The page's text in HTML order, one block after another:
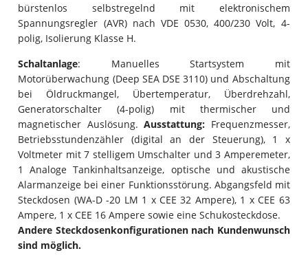
bürstenlos selbstregelnd mit elektronischem
Spannungsregler (AVR) nach VDE 0530, 400/230 Volt, 4-
polig, Isolierung Klasse H.
Schaltanlage: Manuelles Startsystem mit
Motorüberwachung (Deep SEA DSE 3110) und Abschaltung
bei Öldruckmangel, Übertemperatur, Überdrehzahl,
Generatorschalter (4-polig) mit thermischer und
magnetischer Auslösung.Ausstattung: Frequenzmesser,
Betriebsstundenzähler (digital an der Steuerung), 1 x
Voltmeter mit 7 stelligem Umschalter und 3 Amperemeter,
1 Analoge Tankinhaltsanzeige, optische und akustische
Alarmanzeige bei einer Funktionsstörung. Abgangsfeld mit
Steckdosen (WA-D -20 LM 1 x CEE 32 Ampere), 1 x CEE 63
Ampere, 1 x CEE 16 Ampere sowie eine Schukosteckdose.
Andere Steckdosenkonfigurationen nach Kundenwunsch
sind möglich.